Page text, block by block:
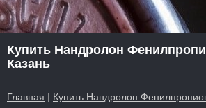
Купить Нандролон
Казань
Главная | Купить Нандролон